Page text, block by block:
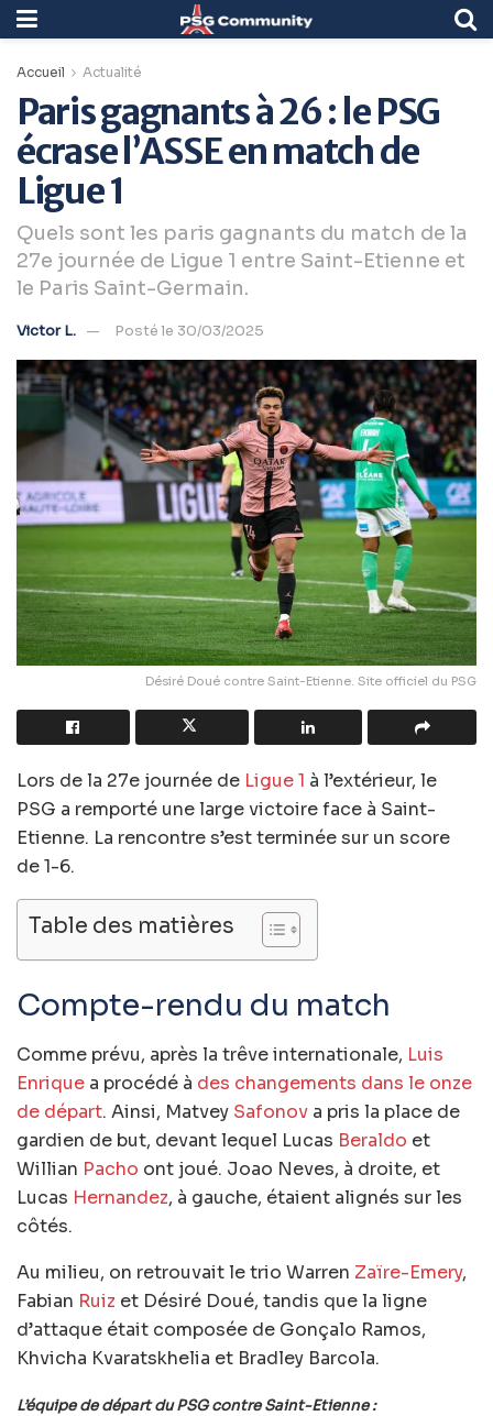
Accueil Actualité
Paris gagnants à 26 : le PSG
écrase l’ASSE en match de
Ligue 1
Quels sont les paris gagnants du match de la
27e journée de Ligue 1 entre Saint-Etienne et
le Paris Saint-Germain.
Victor L. Posté le 30/03/2025
Désiré Doué contre Saint-Etienne. Site officiel du PSG
Lors de la 27e journée de Ligue 1 à l’extérieur, le
PSG a remporté une large victoire face à Saint-
Etienne. La rencontre s’est terminée sur un score
de 1-6.
Table des matières
Compte-rendu du match
Comme prévu, après la trêve internationale, Luis
Enrique a procédé à des changements dans le onze
de départ. Ainsi, Matvey Safonov a pris la place de
gardien de but, devant lequel Lucas Beraldo et
Willian Pacho ont joué. Joao Neves, à droite, et
Lucas Hernandez, à gauche, étaient alignés sur les
côtés.
Au milieu, on retrouvait le trio Warren Zaïre-Emery,
Fabian Ruiz et Désiré Doué, tandis que la ligne
d’attaque était composée de Gonçalo Ramos,
Khvicha Kvaratskhelia et Bradley Barcola.
L’équipe de départ du PSG contre Saint-Etienne :